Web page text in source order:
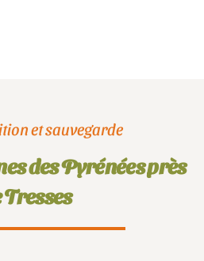
et sauvegarde
des Pyrénées près
Tresses